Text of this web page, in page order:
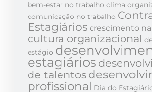
bem-estar no trabalho clima
comunicação no trabalho
Estagiários crescimento na
cultura organizacional
estágio
estagiários
de talentos
profissional Dia do